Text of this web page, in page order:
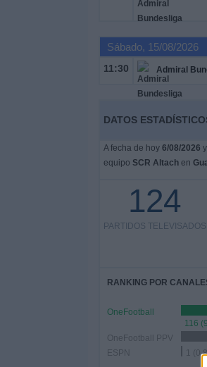
Sábado, 15/08/2026
11:30 Admiral
DATOS
A fecha de hoy 6/08/2026
equipo SCR Altachen
124
PARTIDOS TELEVISADOS
RANKING POR
OneFootball
116
OneFootball PPV
ESPN
1